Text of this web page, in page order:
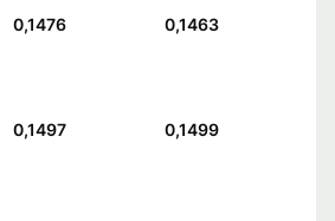
0,1476 0,1463
0,1497 0,1499